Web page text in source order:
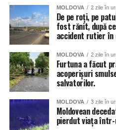
MOLDOVA 2 zile în
De pe roți, pe
fost rănit, după
accident rutier în
MOLDOVA 2 zile în
Furtuna a făcut
acoperișuri
salvatorilor.
MOLDOVA 3 zile în
Moldovean
pierdut viața